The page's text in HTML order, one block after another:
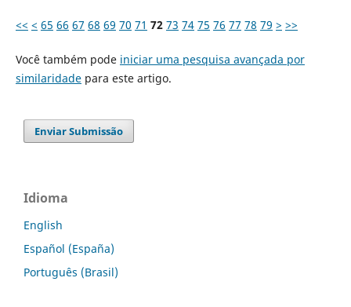
<< < 65 66 67 68 69 70 71 72 73 74 75 76 77 78 79 > >>
Você também pode iniciar uma pesquisa avançada por
similaridadepara este artigo.
Enviar Submissão
Idioma
English
Español (España)
Português (Brasil)